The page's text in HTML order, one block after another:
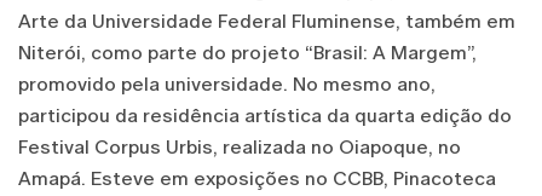
Arte da Universidade Federal Fluminense, também em
Niterói, como parte do projeto “Brasil: A Margem”,
promovido pela universidade. No mesmo ano,
participou da residência artística da quarta edição do
Festival Corpus Urbis, realizada no Oiapoque, no
Amapá. Esteve em exposições no CCBB, Pinacoteca